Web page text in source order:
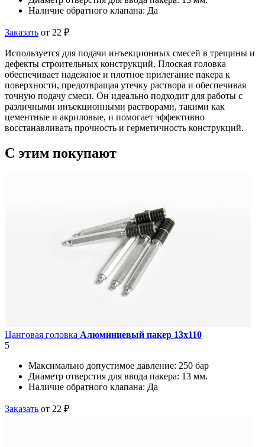
Наличие обратного клапана: Да
Заказать от 22 ₽
Используется для подачи инъекционных смесей в трещины и
дефекты строительных конструкций. Плоская головка
обеспечивает надежное и плотное прилегание пакера к
поверхности, предотвращая утечку раствора и обеспечивая
точную подачу смеси. Он идеально подходит для работы с
различными инъекционными растворами, такими как
цементные и акриловые, и помогает эффективно
восстанавливать прочность и герметичность конструкций.
C этим покупают
Цанговая головка Алюминиевый пакер 13х110
5
Максимально допустимое давление: 250 бар
Диаметр отверстия для ввода пакера: 13 мм.
Наличие обратного клапана: Да
Заказать от 22 ₽